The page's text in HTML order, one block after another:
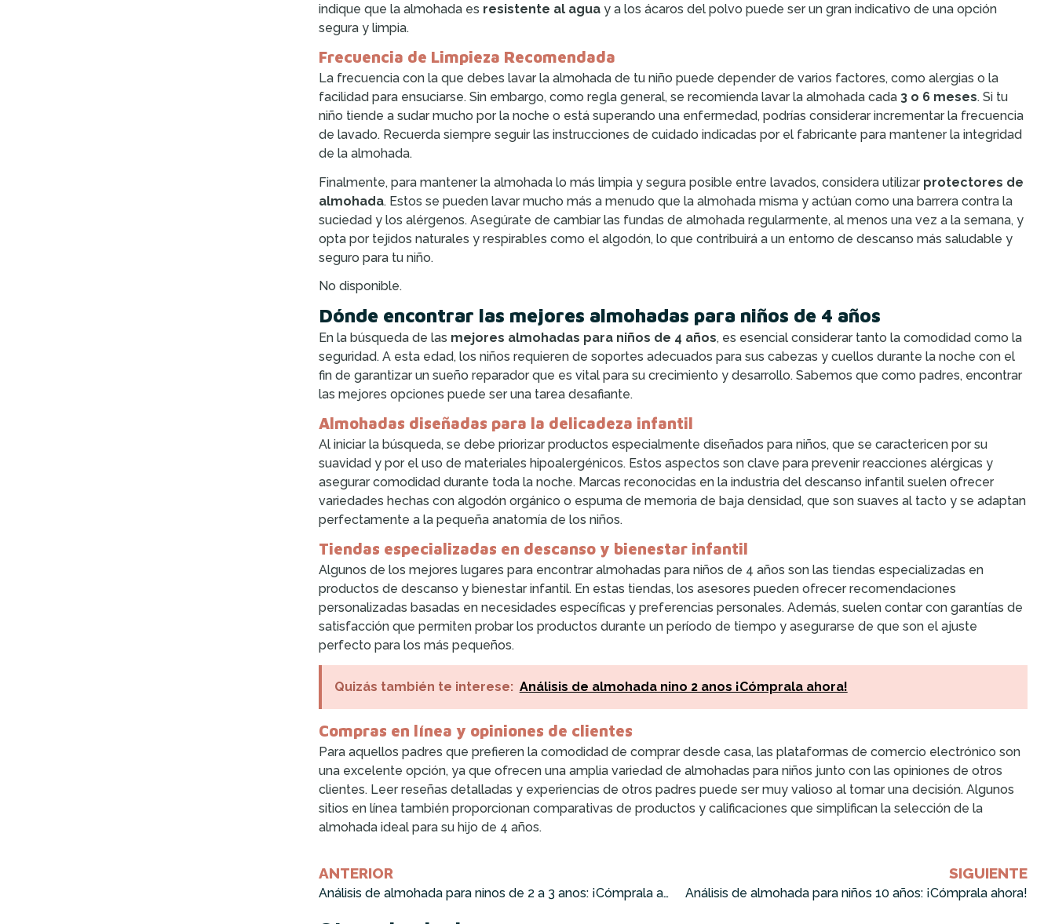
indique que la almohada es resistente al aguay a los ácaros del polvo puede ser un gran indicativo de una opción
segura y limpia.
Frecuencia de Limpieza Recomendada
La frecuencia con la que debes lavar la almohada de tu niño puede depender de varios factores, como alergias o la
facilidad para ensuciarse. Sin embargo, como regla general, se recomienda lavar la almohada cada 3 o 6 meses. Si tu
niño tiende a sudar mucho por la noche o está superando una enfermedad, podrías considerar incrementar la frecuencia
de lavado. Recuerda siempre seguir las instrucciones de cuidado indicadas por el fabricante para mantener la integridad
de la almohada.
Finalmente, para mantener la almohada lo más limpia y segura posible entre lavados, considera utilizar protectores de
almohada. Estos se pueden lavar mucho más a menudo que la almohada misma y actúan como una barrera contra la
suciedad y los alérgenos. Asegúrate de cambiar las fundas de almohada regularmente, al menos una vez a la semana, y
opta por tejidos naturales y respirables como el algodón, lo que contribuirá a un entorno de descanso más saludable y
seguro para tu niño.
No disponible.
Dónde encontrar las mejores almohadas para niños de 4 años
En la búsqueda de las mejores almohadas para niños de 4 años, es esencial considerar tanto la comodidad como la
seguridad. A esta edad, los niños requieren de soportes adecuados para sus cabezas y cuellos durante la noche con el
fin de garantizar un sueño reparador que es vital para su crecimiento y desarrollo. Sabemos que como padres, encontrar
las mejores opciones puede ser una tarea desafiante.
Almohadas diseñadas para la delicadeza infantil
Al iniciar la búsqueda, se debe priorizar productos especialmente diseñados para niños, que se caractericen por su
suavidad y por el uso de materiales hipoalergénicos. Estos aspectos son clave para prevenir reacciones alérgicas y
asegurar comodidad durante toda la noche. Marcas reconocidas en la industria del descanso infantil suelen ofrecer
variedades hechas con algodón orgánico o espuma de memoria de baja densidad, que son suaves al tacto y se adaptan
perfectamente a la pequeña anatomía de los niños.
Tiendas especializadas en descanso y bienestar infantil
Algunos de los mejores lugares para encontrar almohadas para niños de 4 años son las tiendas especializadas en
productos de descanso y bienestar infantil. En estas tiendas, los asesores pueden ofrecer recomendaciones
personalizadas basadas en necesidades específicas y preferencias personales. Además, suelen contar con garantías de
satisfacción que permiten probar los productos durante un período de tiempo y asegurarse de que son el ajuste
perfecto para los más pequeños.
Quizás también te interese: Análisis de almohada nino 2 anos ¡Cómprala ahora!
Compras en línea y opiniones de clientes
Para aquellos padres que prefieren la comodidad de comprar desde casa, las plataformas de comercio electrónico son
una excelente opción, ya que ofrecen una amplia variedad de almohadas para niños junto con las opiniones de otros
clientes. Leer reseñas detalladas y experiencias de otros padres puede ser muy valioso al tomar una decisión. Algunos
sitios en línea también proporcionan comparativas de productos y calificaciones que simplifican la selección de la
almohada ideal para su hijo de 4 años.
ANTERIOR
Análisis de almohada para ninos de 2 a 3 anos: ¡Cómprala ahora!
SIGUIENTE
Análisis de almohada para niños 10 años: ¡Cómprala ahora!